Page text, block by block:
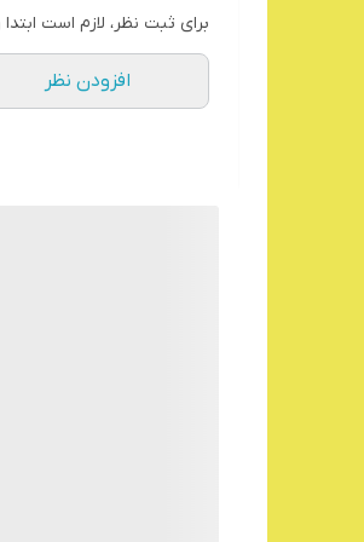
برای ثبت نظر، لازم است
افزودن نظر